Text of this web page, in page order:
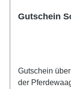
Gutschein
Gutschein
der